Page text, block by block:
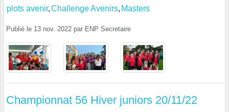
plots avenir Challenge Avenirs Masters
Publié le 13 nov. 2022 par ENP Secretaire
Championnat 56 Hiver juniors 20/11/22